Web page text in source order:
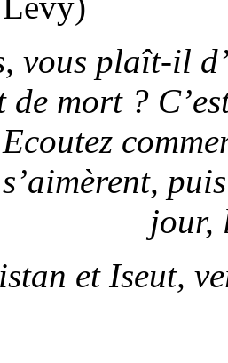
vous plaît-il
de mort ?
jour,
et Iseut,